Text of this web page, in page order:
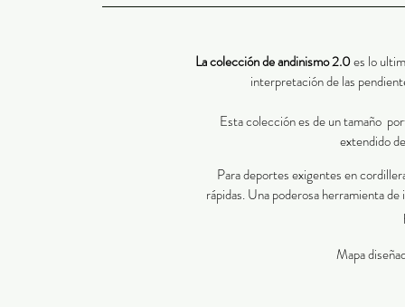
​La colección de andinismo 2.0es lo
interpretación de las
​Esta colección es de un tamaño
extendido
Para deportes exigentes en
rápidas. Una poderosa herramienta
Mapa